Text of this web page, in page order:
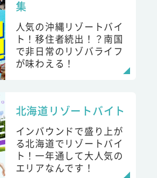
集
人気の沖縄リゾートバイ
ト！移住者続出！？南国
で非日常のリゾバライフ
が味わえる！
北海道リゾートバイト
インバウンドで盛り上が
る北海道でリゾートバイ
ト！一年通して大人気の
エリアなんです！